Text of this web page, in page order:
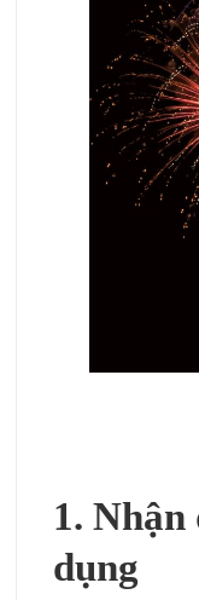
1.
dụng